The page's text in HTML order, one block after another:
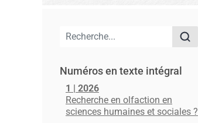
Menu principal
Numéros en texte intégral
1 | 2026
Recherche en olfaction en
sciences humaines et sociales ?